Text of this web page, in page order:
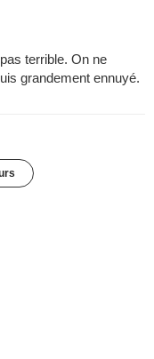
terrible. On ne
grandement ennuyé.